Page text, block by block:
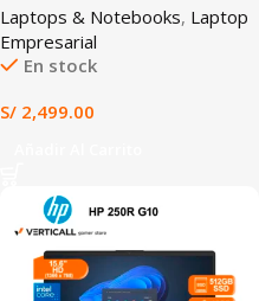
GRAPHICS WIN 11 PRE-
INSTALADO COLOR
PLATEADO (HP 250R G10)
Laptops & Notebooks, Laptop
Empresarial
En stock
S/ 2,499.00